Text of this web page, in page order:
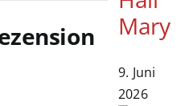
Mary
9. Juni
2026